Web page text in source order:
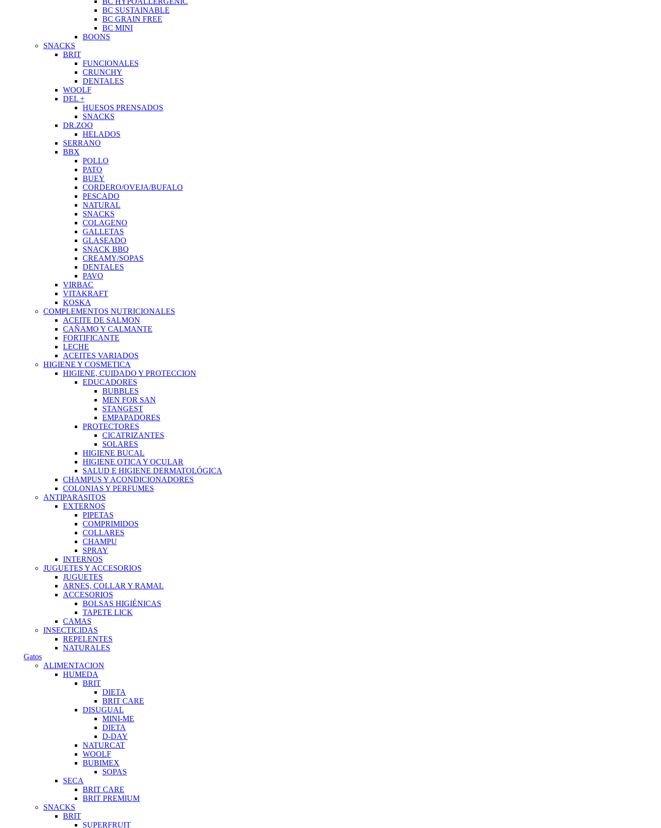
BC SUSTAINABLE
BC GRAIN FREE
BC MINI
BOONS
SNACKS
BRIT
FUNCIONALES
CRUNCHY
DENTALES
WOOLF
DEL +
HUESOS PRENSADOS
SNACKS
DR.ZOO
HELADOS
SERRANO
BBX
POLLO
PATO
BUEY
CORDERO/OVEJA/BUFALO
PESCADO
NATURAL
SNACKS
COLAGENO
GALLETAS
GLASEADO
SNACK BBQ
CREAMY/SOPAS
DENTALES
PAVO
VIRBAC
VITAKRAFT
KOSKA
COMPLEMENTOS NUTRICIONALES
ACEITE DE SALMON
CAÑAMO Y CALMANTE
FORTIFICANTE
LECHE
ACEITES VARIADOS
HIGIENE Y COSMETICA
HIGIENE, CUIDADO Y PROTECCION
EDUCADORES
BUBBLES
MEN FOR SAN
STANGEST
EMPAPADORES
PROTECTORES
CICATRIZANTES
SOLARES
HIGIENE BUCAL
HIGIENE OTICA Y OCULAR
SALUD E HIGIENE DERMATOLÓGICA
CHAMPUS Y ACONDICIONADORES
COLONIAS Y PERFUMES
ANTIPARASITOS
EXTERNOS
PIPETAS
COMPRIMIDOS
COLLARES
CHAMPU
SPRAY
INTERNOS
JUGUETES Y ACCESORIOS
JUGUETES
ARNES, COLLAR Y RAMAL
ACCESORIOS
BOLSAS HIGIÉNICAS
TAPETE LICK
CAMAS
INSECTICIDAS
REPELENTES
NATURALES
Gatos
ALIMENTACION
HUMEDA
BRIT
DIETA
BRIT CARE
DISUGUAL
MINI-ME
DIETA
D-DAY
NATURCAT
WOOLF
BUBIMEX
SOPAS
SECA
BRIT CARE
BRIT PREMIUM
SNACKS
BRIT
SUPERFRUIT